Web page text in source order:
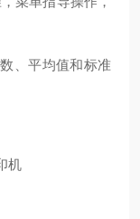
、平均值和标准
机